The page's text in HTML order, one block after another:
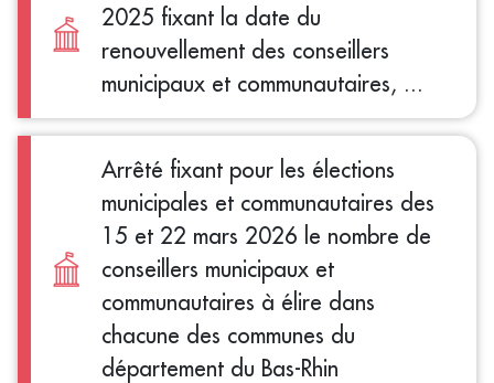
2025 fixant la date du
renouvellement des conseillers
municipaux et communautaires, ...
Arrêté fixant pour les élections
municipales et communautaires des
15 et 22 mars 2026 le nombre de
conseillers municipaux et
communautaires à élire dans
chacune des communes du
département du Bas-Rhin